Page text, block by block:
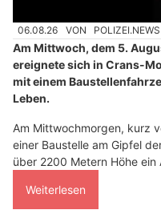
06.08.26 VON
Am Mittwoch, dem 5.
ereignete sich in Crans-
mit einem
Leben.
Am Mittwochmorgen, kurz
einer Baustelle am Gipfel
über 2200 Metern Höhe ein
Weiterlesen